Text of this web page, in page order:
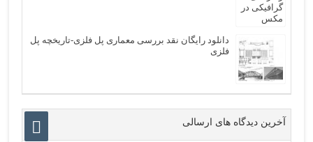
دانلود رایگان نقد بررسی معماری پل فلزی-تاریخچه پل
فلزی
آخرین دیدگاه های ارسالی